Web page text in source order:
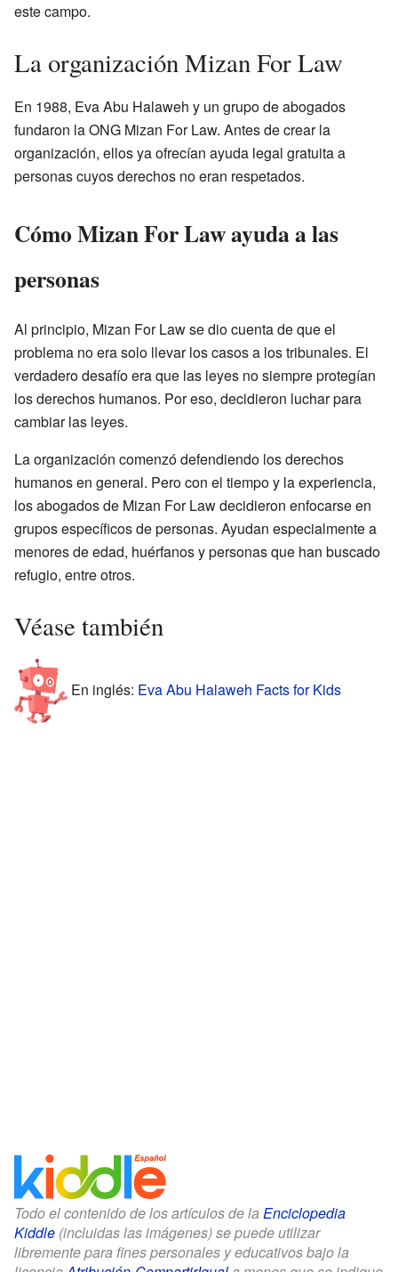
este campo.
La organización Mizan For Law
En 1988, Eva Abu Halaweh y un grupo de abogados
fundaron la ONG Mizan For Law. Antes de crear la
organización, ellos ya ofrecían ayuda legal gratuita a
personas cuyos derechos no eran respetados.
Cómo Mizan For Law ayuda a las
personas
Al principio, Mizan For Law se dio cuenta de que el
problema no era solo llevar los casos a los tribunales. El
verdadero desafío era que las leyes no siempre protegían
los derechos humanos. Por eso, decidieron luchar para
cambiar las leyes.
La organización comenzó defendiendo los derechos
humanos en general. Pero con el tiempo y la experiencia,
los abogados de Mizan For Law decidieron enfocarse en
grupos específicos de personas. Ayudan especialmente a
menores de edad, huérfanos y personas que han buscado
refugio, entre otros.
Véase también
En inglés: Eva Abu Halaweh Facts for Kids
Todo el contenido de los artículos de la Enciclopedia
Kiddle (incluidas las imágenes) se puede utilizar
libremente para fines personales y educativos bajo la